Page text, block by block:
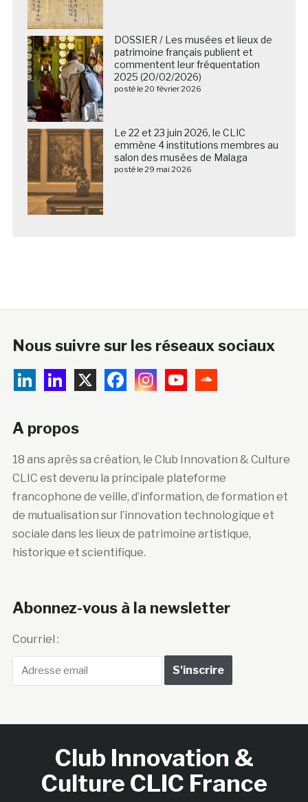
DOSSIER / Les musées et lieux de
patrimoine français publient et
commentent leur fréquentation
2025 (20/02/2026)
posté le 20 février 2026
Le 22 et 23 juin 2026, le CLIC
emmène 4 institutions membres au
salon des musées de Malaga
posté le 29 mai 2026
Nous suivre sur les réseaux sociaux
A propos
18 ans après sa création, le Club Innovation & Culture
CLIC est devenu la principale plateforme
francophone de veille, d’information, de formation et
de mutualisation sur l’innovation technologique et
sociale dans les lieux de patrimoine artistique,
historique et scientifique.
Abonnez-vous à la newsletter
Courriel :
Club Innovation &
Culture CLIC France